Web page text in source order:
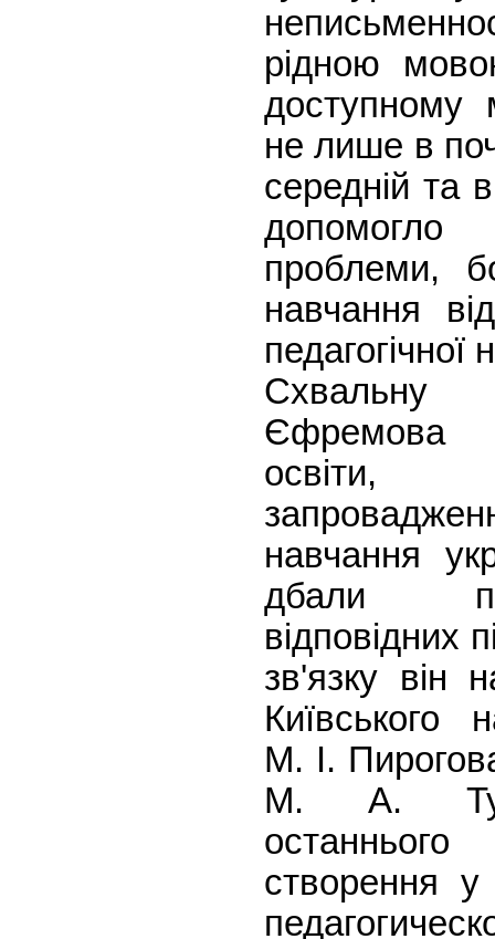
рідною
доступному
не лише в
середній та
проблеми,
навчання
педагогічної
Єфремова
освіти,
навчання
дбали
відповідних
зв'язку він
Київського
М. І.
М. А.
створення